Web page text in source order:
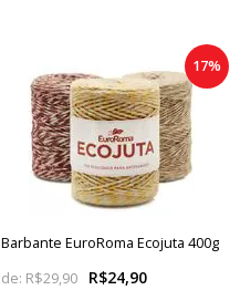
Barbante EuroRoma Ecojuta 400g
de: R$29,90 R$24,90
17%